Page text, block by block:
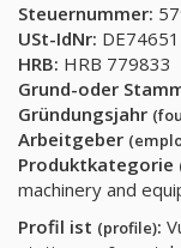
Steuernummer:
USt-IdNr:
HRB: HRB 779833
Grund-oder
Gründungsjahr
Arbeitgeber
Produktkategorie
machinery and
Profil ist (profile):